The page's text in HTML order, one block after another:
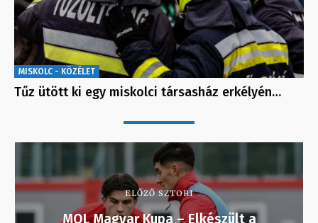
MISKOLC - KÖZÉLET
Tűz ütött ki egy miskolci társasház erkélyén…
ELŐZŐ SZTORI
MOL Magyar Kupa – Elkészült a